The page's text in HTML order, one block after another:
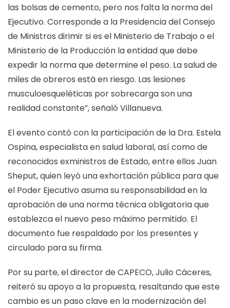
las bolsas de cemento, pero nos falta la norma del
Ejecutivo. Corresponde a la Presidencia del Consejo
de Ministros dirimir si es el Ministerio de Trabajo o el
Ministerio de la Producción la entidad que debe
expedir la norma que determine el peso. La salud de
miles de obreros está en riesgo. Las lesiones
musculoesqueléticas por sobrecarga son una
realidad constante”, señaló Villanueva.
El evento contó con la participación de la Dra. Estela
Ospina, especialista en salud laboral, así como de
reconocidos exministros de Estado, entre ellos Juan
Sheput, quien leyó una exhortación pública para que
el Poder Ejecutivo asuma su responsabilidad en la
aprobación de una norma técnica obligatoria que
establezca el nuevo peso máximo permitido. El
documento fue respaldado por los presentes y
circulado para su firma.
Por su parte, el director de CAPECO, Julio Cáceres,
reiteró su apoyo a la propuesta, resaltando que este
cambio es un paso clave en la modernización del